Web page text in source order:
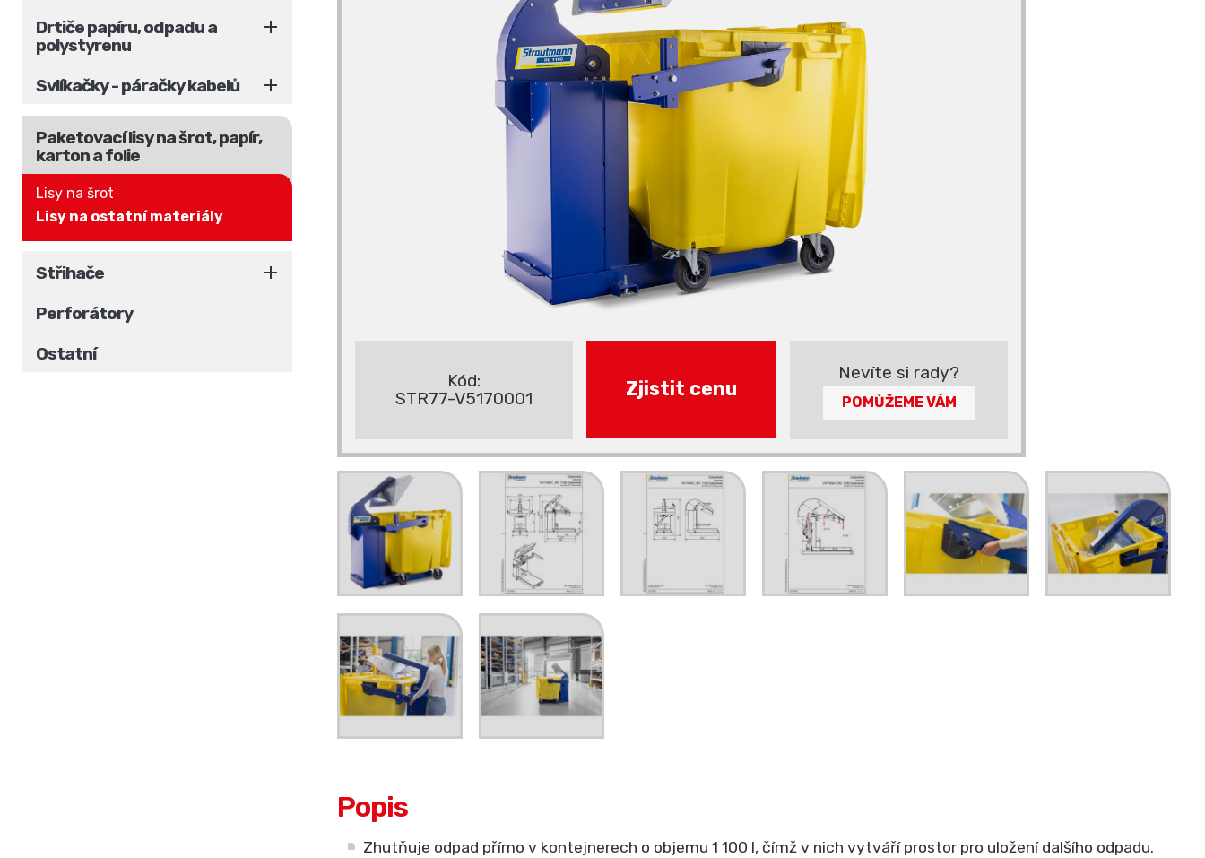
Drtiče papíru, odpadu a
polystyrenu

Svlíkačky - páračky kabelů 
Paketovací lisy na šrot, papír,
karton a folie
Lisy na šrot
Lisy na ostatní materiály
Střihače 
Perforátory
Ostatní
Kód:
STR77-V5170001
Zjistit cenu
Nevíte si rady?
POMŮŽEME VÁM
Popis
Zhutňuje odpad přímo v kontejnerech o objemu 1 100 l, čímž v nich vytváří prostor pro uložení dalšího odpadu.